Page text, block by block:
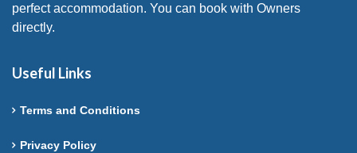
perfect accommodation. You can book with Owners
directly.
Useful Links
Terms and Conditions
Privacy Policy